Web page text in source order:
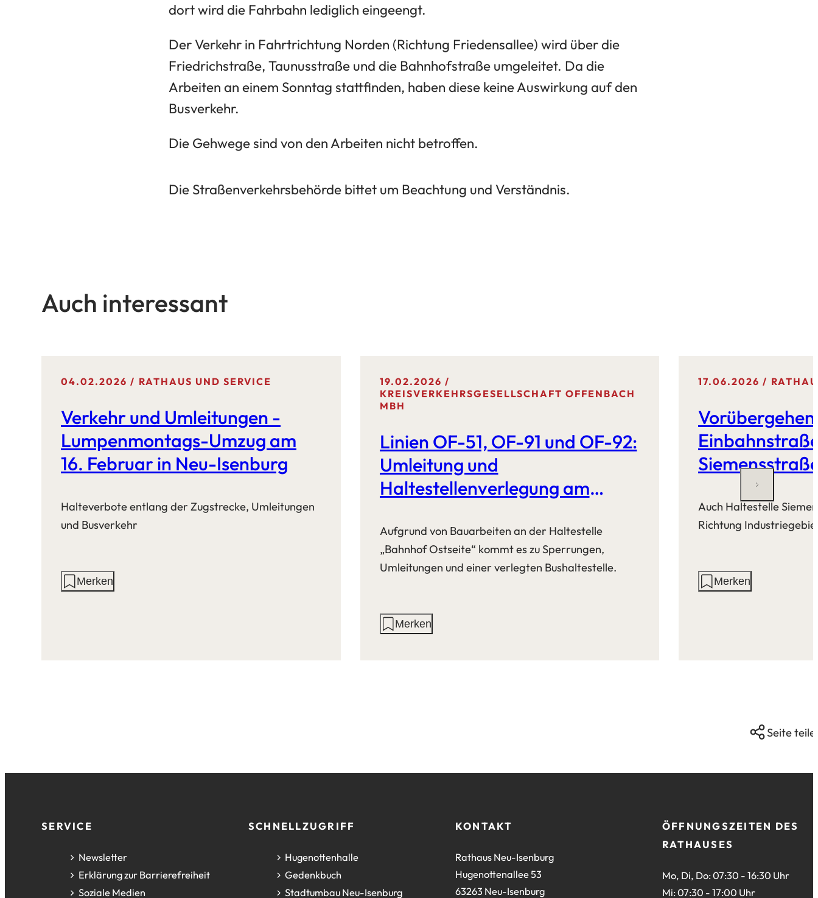
dort wird die Fahrbahn lediglich eingeengt.
Der Verkehr in Fahrtrichtung Norden (Richtung Friedensallee) wird über die
Friedrichstraße, Taunusstraße und die Bahnhofstraße umgeleitet. Da die
Arbeiten an einem Sonntag stattfinden, haben diese keine Auswirkung auf den
Busverkehr.
Die Gehwege sind von den Arbeiten nicht betroffen.
Die Straßenverkehrsbehörde bittet um Beachtung und Verständnis.
Auch interessant
04.02.2026 RATHAUS UND SERVICE
Verkehr und Umleitungen -
Lumpenmontags-Umzug am
16. Februar in Neu-Isenburg
Halteverbote entlang der Zugstrecke, Umleitungen
und Busverkehr
AktionenMerken
19.02.2026
KREISVERKEHRSGESELLSCHAFT OFFENBACH
MBH
Linien OF-51, OF-91 und OF-92:
Umleitung und
Haltestellenverlegung am
Aufgrund von Bauarbeiten an der Haltestelle
„Bahnhof Ostseite“ kommt es zu Sperrungen,
Umleitungen und einer verlegten Bushaltestelle.
AktionenMerken
17.06.2026
Auch Haltestelle
Richtung
AktionenMerken
Seite
FußzeileSERVICE
Newsletter
Erklärung zur Barrierefreiheit
Soziale Medien
SCHNELLZUGRIFF
Hugenottenhalle
(Öffnet
in
einem
Gedenkbuch
(Öffnet
in Stadtumbau Neu-Isenburg
(Öffnet
KONTAKT
Rathaus Neu-Isenburg
Hugenottenallee 53
63263 Neu-Isenburg
ÖFFNUNGSZEITEN DES
RATHAUSES
Mo, Di, Do: 07:30 - 16:30 Uhr
Mi: 07:30 - 17:00 Uhr